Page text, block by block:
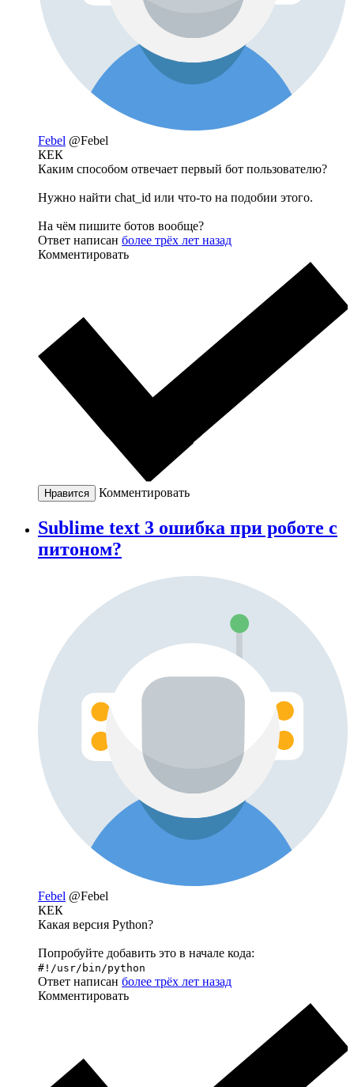
Febel @Febel
КЕК
Каким способом отвечает первый бот пользователю?
Нужно найти chat_id или что-то на подобии этого.
На чём пишите ботов вообще?
Ответ написан более трёх лет назад
Комментировать
Нравится Комментировать
Sublime text 3 ошибка при роботе с
питоном?
Febel @Febel
КЕК
Какая версия Python?
Попробуйте добавить это в начале кода:
#!/usr/bin/python
Ответ написан более трёх лет назад
Комментировать